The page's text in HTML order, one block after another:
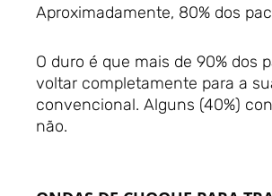
Aproximadamente, 80% dos
O duro é que mais de 90% dos
voltar completamente para a
convencional. Alguns (40%)
não.